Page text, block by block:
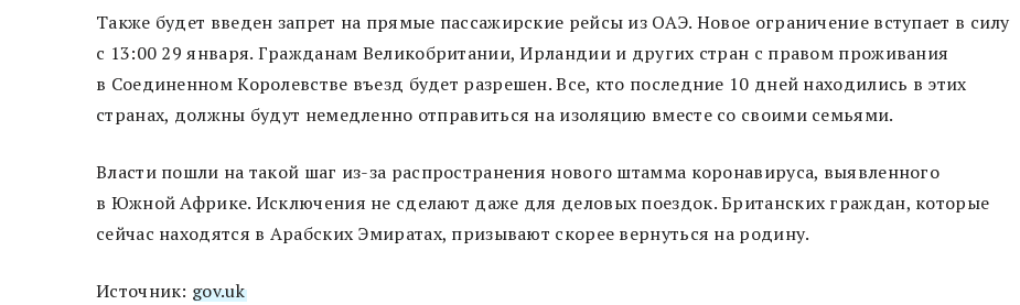
Также будет введен запрет на прямые пассажирские рейсы из ОАЭ. Новое ограничение вступает в силу
с 13:00 29 января. Гражданам Великобритании, Ирландии и других стран с правом проживания
в Соединенном Королевстве въезд будет разрешен. Все, кто последние 10 дней находились в этих
странах, должны будут немедленно отправиться на изоляцию вместе со своими семьями.
Власти пошли на такой шаг из-за распространения нового штамма коронавируса, выявленного
в Южной Африке. Исключения не сделают даже для деловых поездок. Британских граждан, которые
сейчас находятся в Арабских Эмиратах, призывают скорее вернуться на родину.
Источник: gov.uk